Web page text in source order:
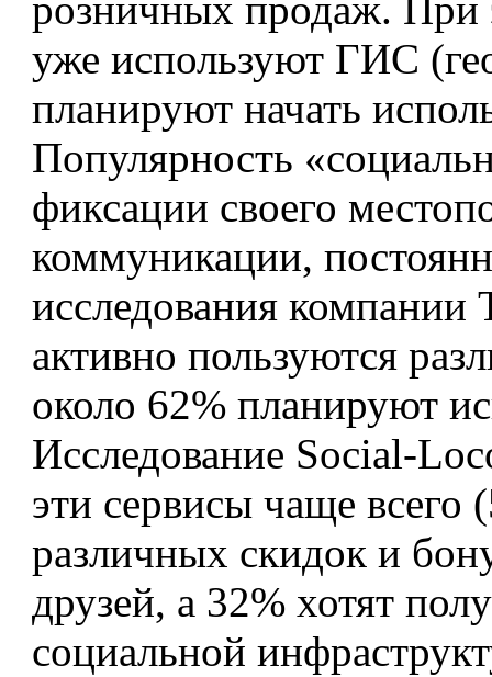
розничных продаж. При
уже используют ГИС
планируют начать
Популярность
фиксации своего
коммуникации,
исследования компании
активно пользуются
около 62% планируют
Исследование Social-
эти сервисы чаще всего
различных скидок и
друзей, а 32% хотят
социальной